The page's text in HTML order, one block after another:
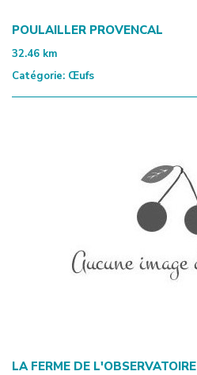
POULAILLER PROVENCAL
32.46 km
Catégorie: Œufs
LA FERME DE L'OBSERVATOIRE